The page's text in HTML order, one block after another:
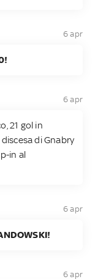
6 apr
6 apr
21 gol in
di Gnabry
in al
6 apr
6 apr